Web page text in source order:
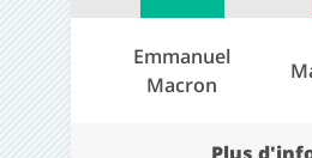
Emmanuel
Macron